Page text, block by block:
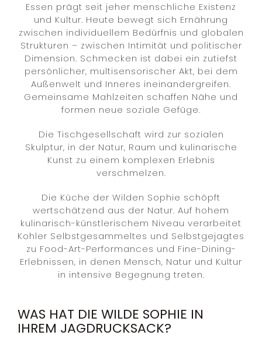
Essen prägt seit jeher menschliche Existenz
und Kultur. Heute bewegt sich Ernährung
zwischen individuellem Bedürfnis und globalen
Strukturen – zwischen Intimität und politischer
Dimension. Schmecken ist dabei ein zutiefst
persönlicher, multisensorischer Akt, bei dem
Außenwelt und Inneres ineinandergreifen.
Gemeinsame Mahlzeiten schaffen Nähe und
formen neue soziale Gefüge.
Die Tischgesellschaft wird zur sozialen
Skulptur, in der Natur, Raum und kulinarische
Kunst zu einem komplexen Erlebnis
verschmelzen.
Die Küche der Wilden Sophie schöpft
wertschätzend aus der Natur. Auf hohem
kulinarisch-künstlerischem Niveau verarbeitet
Kohler Selbstgesammeltes und Selbstgejagtes
zu Food-Art-Performances und Fine-Dining-
Erlebnissen, in denen Mensch, Natur und Kultur
in intensive Begegnung treten.
WAS HAT DIE WILDE SOPHIE IN
IHREM JAGDRUCKSACK?